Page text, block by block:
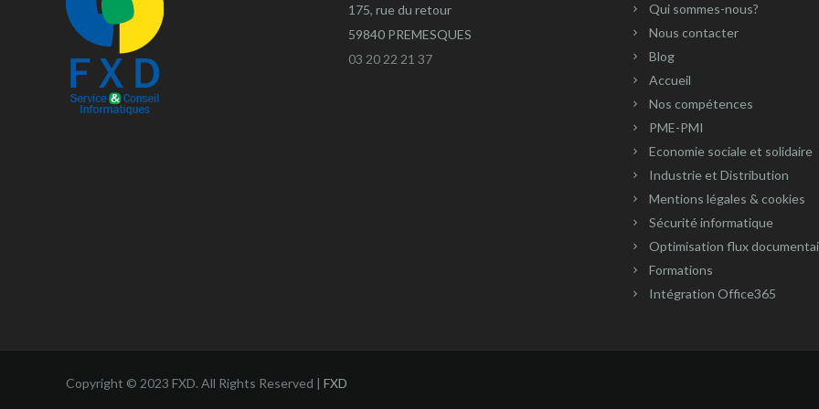
175, rue du retour
59840 PREMESQUES
03 20 22 21 37
Qui sommes-nous?
Nous contacter
Blog
Accueil
Nos compétences
PME-PMI
Economie sociale et solidaire
Industrie et Distribution
Mentions légales & cookies
Sécurité informatique
Optimisation flux
Formations
Intégration Office365
Copyright © 2023 FXD. All Rights Reserved | FXD